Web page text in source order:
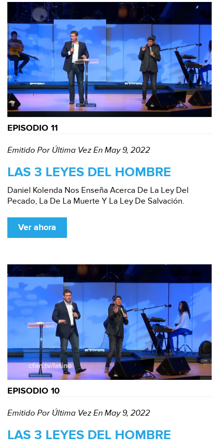
EPISODIO 11
Emitido Por Última Vez En May 9, 2022
LAS 3 LEYES DEL HOMBRE
Daniel Kolenda Nos Enseña Acerca De La Ley Del
Pecado, La De La Muerte Y La Ley De Salvación.
Ver ahora
EPISODIO 10
Emitido Por Última Vez En May 9, 2022
LAS 3 LEYES DEL HOMBRE